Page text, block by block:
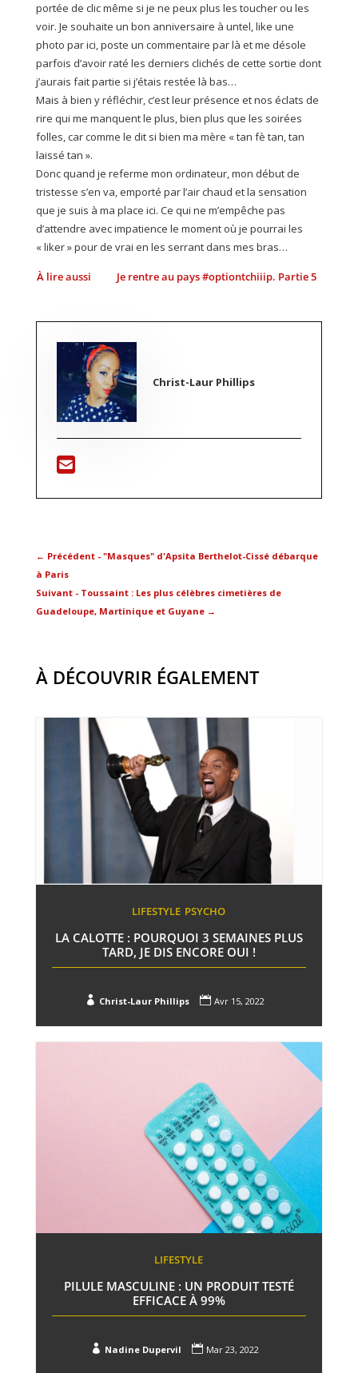
portée de clic même si je ne peux plus les toucher ou les
voir. Je souhaite un bon anniversaire à untel, like une
photo par ici, poste un commentaire par là et me désole
parfois d’avoir raté les derniers clichés de cette sortie dont
j’aurais fait partie si j’étais restée là bas…
Mais à bien y réfléchir, c’est leur présence et nos éclats de
rire qui me manquent le plus, bien plus que les soirées
folles, car comme le dit si bien ma mère « tan fè tan, tan
laissé tan ».
Donc quand je referme mon ordinateur, mon début de
tristesse s’en va, emporté par l’air chaud et la sensation
que je suis à ma place ici. Ce qui ne m’empêche pas
d’attendre avec impatience le moment où je pourrai les
« liker » pour de vrai en les serrant dans mes bras…
À lire aussi Je rentre au pays #optiontchiiip. Partie 5
Christ-Laur Phillips
← Précédent - "Masques" d'Apsita Berthelot-Cissé débarque
à Paris
Suivant - Toussaint : Les plus célèbres cimetières de
Guadeloupe, Martinique et Guyane→
À DÉCOUVRIR ÉGALEMENT
LIFESTYLE PSYCHO
LA CALOTTE : POURQUOI 3 SEMAINES PLUS
TARD, JE DIS ENCORE OUI !
 Christ-Laur Phillips  Avr 15, 2022
LIFESTYLE
PILULE MASCULINE : UN PRODUIT TESTÉ
EFFICACE À 99%
 Nadine Dupervil  Mar 23, 2022